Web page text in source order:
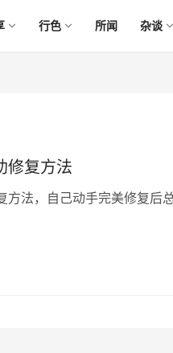
行色 所闻 杂谈
修复方法
方法，自己动手完美修复后